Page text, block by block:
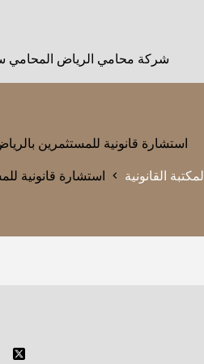
شركة محامي الرياض المحامي
استشارة قانونية للمستثمرين
المكتبة القانونية استشارة قانونية